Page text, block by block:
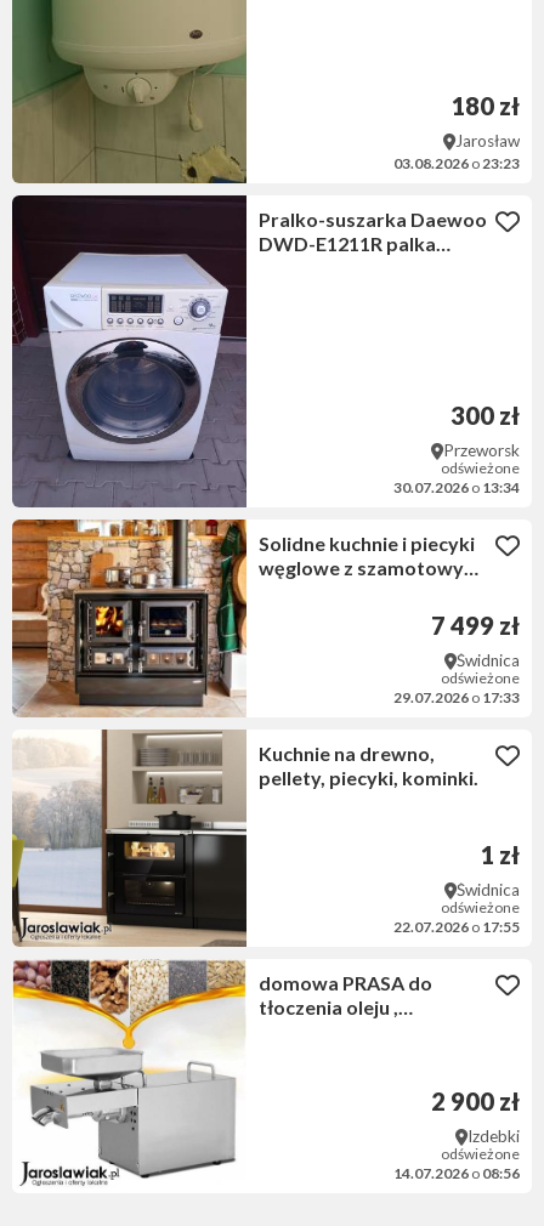
180 zł
Jarosław
03.08.2026 o 23:23
Pralko-suszarka Daewoo
DWD-E1211R palka
300 zł
Przeworsk
odświeżone
30.07.2026 o 13:34
Solidne kuchnie i piecyki
węglowe z szamotowym
7 499 zł
Świdnica
odświeżone
29.07.2026 o 17:33
Kuchnie na drewno,
pellety, piecyki, kominki.
1 zł
Świdnica
odświeżone
22.07.2026 o 17:55
domowa PRASA do
tłoczenia oleju ,
2 900 zł
Izdebki
odświeżone
14.07.2026 o 08:56